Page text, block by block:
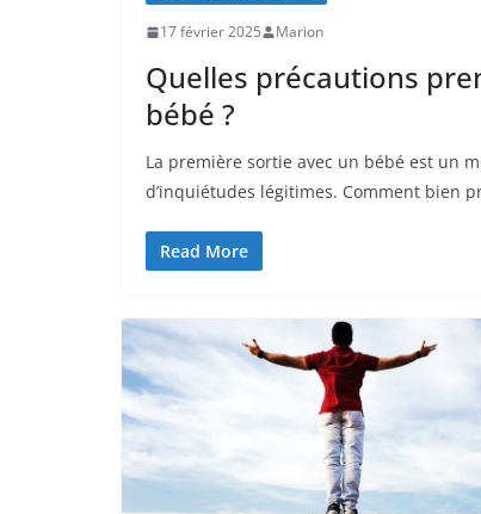
17 février 2025 Marion
Quelles précautions
bébé ?
La première sortie avec un bébé est un
d’inquiétudes légitimes. Comment bien
Read More